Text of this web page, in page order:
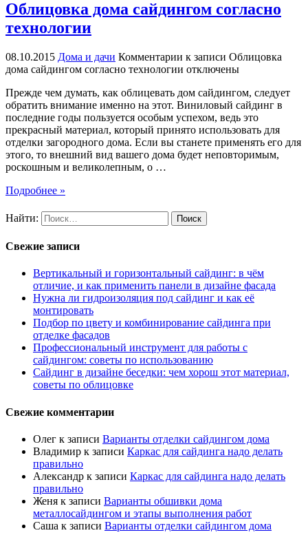
Облицовка дома сайдингом согласно
технологии
08.10.2015 Дома и дачи Комментарии к записи Облицовка
дома сайдингом согласно технологии отключены
Прежде чем думать, как облицевать дом сайдингом, следует
обратить внимание именно на этот. Виниловый сайдинг в
последние годы пользуется особым успехом, ведь это
прекрасный материал, который принято использовать для
отделки загородного дома. Если вы станете применять его для
этого, то внешний вид вашего дома будет неповторимым,
роскошным и великолепным, о …
Подробнее »
Найти:
Свежие записи
Вертикальный и горизонтальный сайдинг: в чём
отличие, и как применить панели в дизайне фасада
Нужна ли гидроизоляция под сайдинг и как её
монтировать
Подбор по цвету и комбинирование сайдинга при
отделке фасадов
Профессиональный инструмент для работы с
сайдингом: советы по использованию
Сайдинг в дизайне беседки: чем хорош этот материал,
советы по облицовке
Свежие комментарии
Олег к записи Варианты отделки сайдингом дома
Владимир к записи Каркас для сайдинга надо делать
правильно
Александр к записи Каркас для сайдинга надо делать
правильно
Женя к записи Варианты обшивки дома
металлосайдингом и этапы выполнения работ
Саша к записи Варианты отделки сайдингом дома